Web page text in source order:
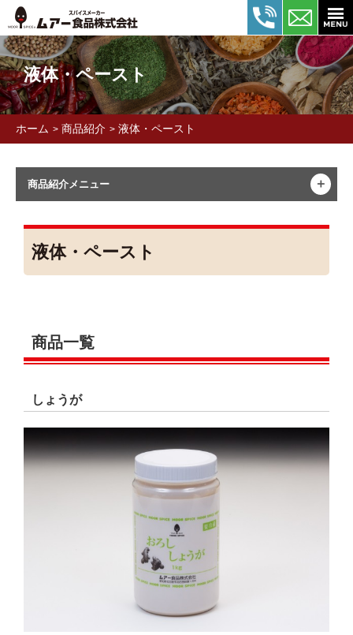
液体・ペースト
ホーム > 商品紹介 > 液体・ペースト
商品紹介メニュー ＋
液体・ペースト
商品一覧
しょうが